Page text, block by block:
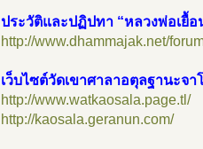
ประวัติและปฏิปทา “หลวงพ่อเยื้
http://www.dhammajak.net/
เว็บไซต์วัดเขาศาลาอตุลฐานะจา
http://www.watkaosala.page.tl/
http://kaosala.geranun.com/